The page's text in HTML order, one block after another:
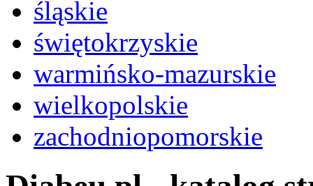
śląskie
świętokrzyskie
warmińsko-mazurskie
wielkopolskie
zachodniopomorskie